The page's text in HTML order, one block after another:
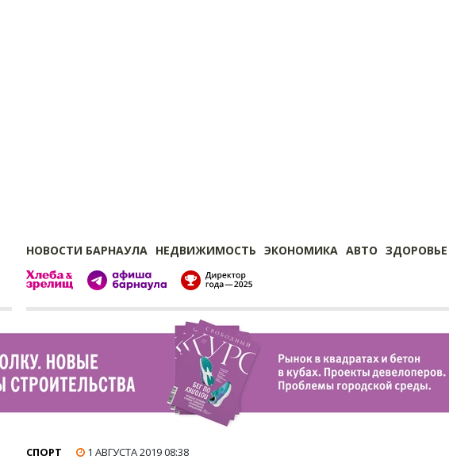
НОВОСТИ БАРНАУЛА НЕДВИЖИМОСТЬ ЭКОНОМИКА АВТО ЗДОРОВЬЕ
СПОРТ 1 АВГУСТА 201908:38